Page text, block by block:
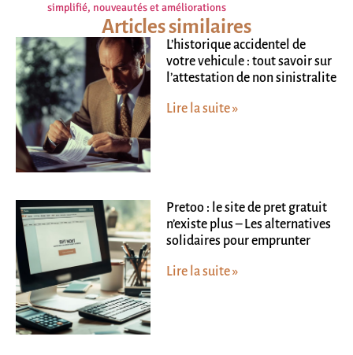
simplifié, nouveautés et améliorations
Articles similaires
L’historique accidentel de
votre vehicule : tout savoir sur
l’attestation de non sinistralite
Lire la suite »
Pretoo : le site de pret gratuit
n’existe plus – Les alternatives
solidaires pour emprunter
Lire la suite »